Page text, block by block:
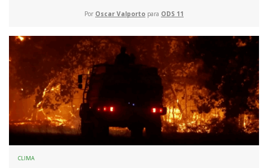
Por Oscar Valporto para ODS 11
CLIMA